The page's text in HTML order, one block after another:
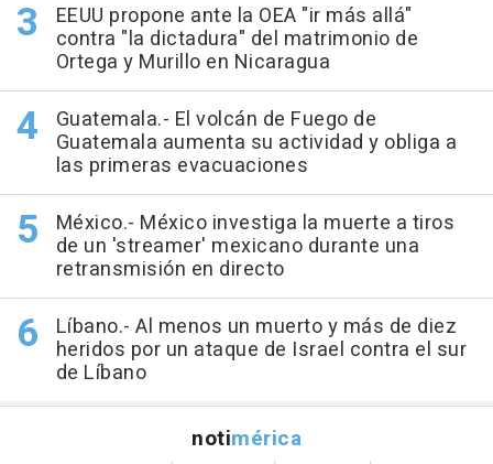
EEUU propone ante la OEA "ir más allá"
contra "la dictadura" del matrimonio de
Ortega y Murillo en Nicaragua
Guatemala.- El volcán de Fuego de
Guatemala aumenta su actividad y obliga a
las primeras evacuaciones
México.- México investiga la muerte a tiros
de un 'streamer' mexicano durante una
retransmisión en directo
Líbano.- Al menos un muerto y más de diez
heridos por un ataque de Israel contra el sur
de Líbano
notimérica